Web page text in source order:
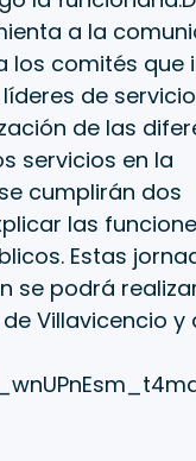
a la
comités que
de
de las
servicios en la
cumplirán dos
las
Estas
se podrá
Villavicencio y